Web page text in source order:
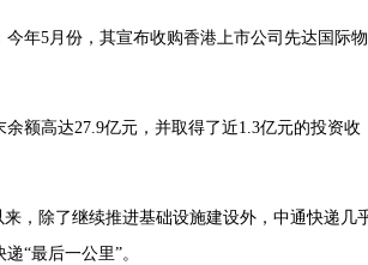
年5月份，其宣布收购香港上市公司先达国际物
额高达27.9亿元，并取得了近1.3亿元的投资收
，除了继续推进基础设施建设外，中通快递几
“最后一公里”。